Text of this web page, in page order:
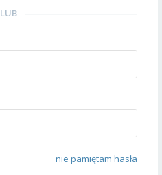
LUB
nie pamiętam hasła